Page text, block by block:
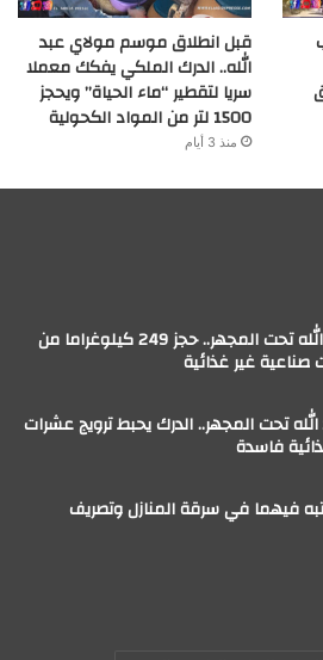
قبل انطلاق موسم مولاي عبد
الله.. الدرك الملكي يفكك معملا
سريا لتقطير “ماء الحياة” ويحجز
1500 لتر من المواد الكحولية
منذ 3 أيام
عاجل..موسم مولاي عبد الله تحت المجهر.. حجز 249 كيلوغراما من
صناعية غير غذائية
تحت المجهر.. الدرك يحبط ترويج عشرات
فاسدة
فيهما في سرقة المنازل وتصريف